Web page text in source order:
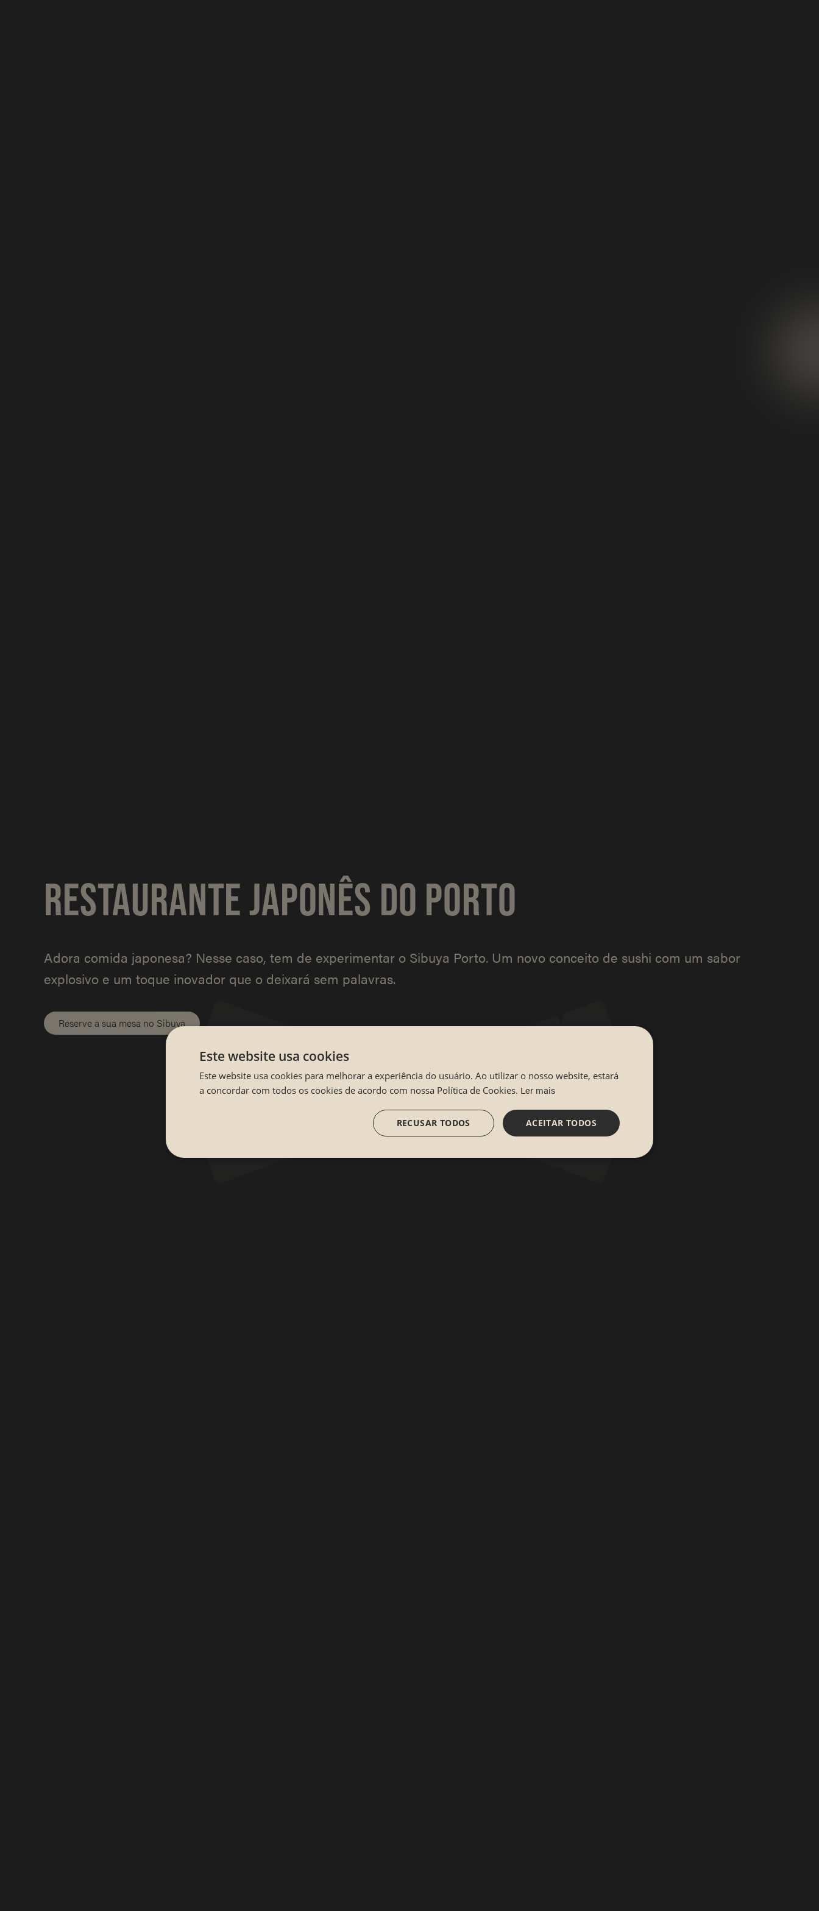
RESTAURANTE JAPONÊS DO PORTO
Adora comida japonesa? Nesse caso, tem de experimentar o Sibuya Porto. Um novo conceito de sushi com um sabor
explosivo e um toque inovador que o deixará sem palavras.
Reserve a sua mesa no Sibuya
Este website usa cookies
Este website usa cookies para melhorar a experiência do usuário. Ao utilizar o nosso website, estará
a concordar com todos os cookies de acordo com nossa Política de Cookies. Ler mais
ACEITAR TODOS
RECUSAR TODOS